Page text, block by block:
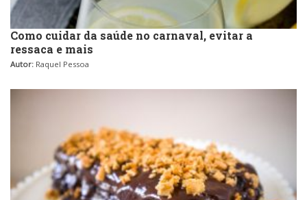
Como cuidar da saúde no carnaval, evitar a
ressaca e mais
Autor: Raquel Pessoa